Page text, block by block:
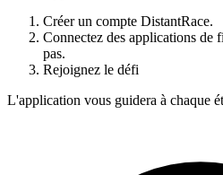
Créer un compte DistantRace.
Connectez des applications de
pas.
Rejoignez le défi
L'application vous guidera à chaque